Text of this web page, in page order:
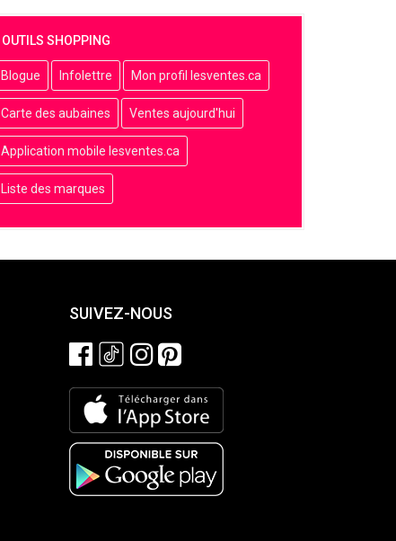
OUTILS SHOPPING
Blogue Infolettre Mon profil lesventes.ca
Carte des aubaines Ventes aujourd'hui
Application mobile lesventes.ca
Liste des marques
SUIVEZ-NOUS